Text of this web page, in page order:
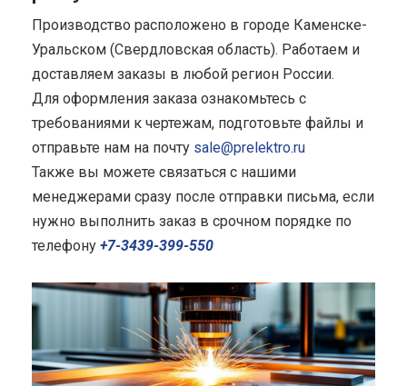
Производство расположено в городе Каменске-
Уральском (Свердловская область). Работаем и
доставляем заказы в любой регион России.
Для оформления заказа ознакомьтесь с
требованиями к чертежам, подготовьте файлы и
отправьте нам на почту sale@prelektro.ru
Также вы можете связаться с нашими
менеджерами сразу после отправки письма, если
нужно выполнить заказ в срочном порядке по
телефону +7-3439-399-550